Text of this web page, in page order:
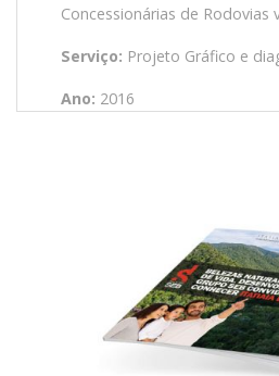
Concessionárias de Rodovias
Serviço: Projeto Gráfico e
Ano: 2016